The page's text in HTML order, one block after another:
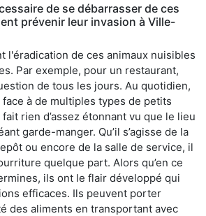
de se débarrasser de ces
prévenir leur invasion à Ville-
l'éradication de ces animaux nuisibles
Par exemple, pour un restaurant,
de tous les jours. Au quotidien,
à de multiples types de petits
fait rien d’assez étonnant vu que le lieu
garde-manger. Qu’il s’agisse de la
ou encore de la salle de service, il
quelque part. Alors qu’en ce
ils ont le flair développé qui
efficaces. Ils peuvent porter
des aliments en transportant avec